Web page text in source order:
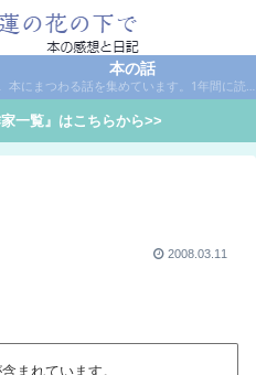
本の話
本にまつわる話を集めています。1年間に読んだ本の総括や、本に関する話題など。
一覧』はこちらから>>
2008.03.11
まれています。